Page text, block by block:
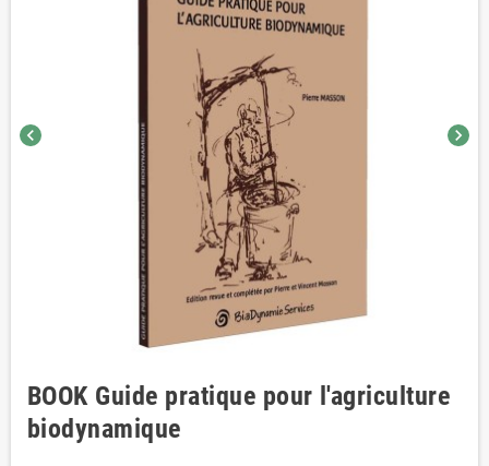
chevron_left chevron_right
BOOK Guide pratique pour l'agriculture
biodynamique